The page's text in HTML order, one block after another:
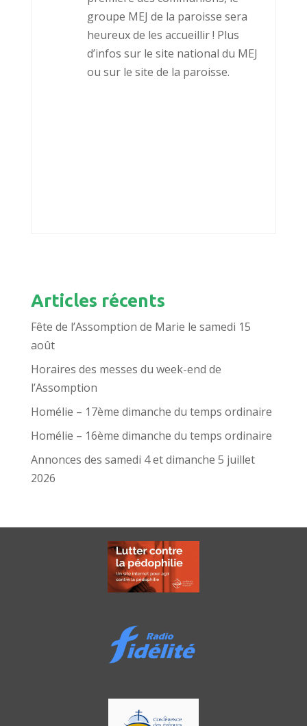
groupe MEJ de la paroisse sera
heureux de les accueillir ! Plus
d’infos sur le site national du MEJ
ou sur le site de la paroisse.
Articles récents
Fête de l’Assomption de Marie le samedi 15
août
Horaires des messes du week-end de
l’Assomption
Homélie – 17ème dimanche du temps ordinaire
Homélie – 16ème dimanche du temps ordinaire
Annonces des samedi 4 et dimanche 5 juillet
2026